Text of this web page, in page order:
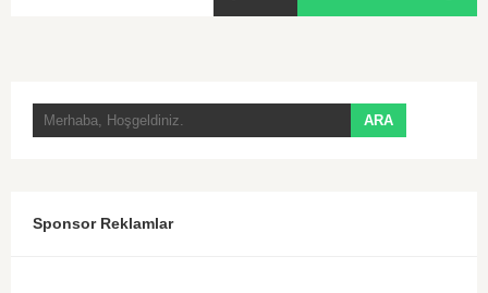
Sponsor Reklamlar